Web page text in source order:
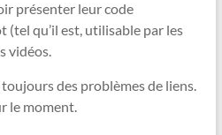
présenter leur code
qu’il est, utilisable par les
vidéos.
des problèmes de liens.
le moment.